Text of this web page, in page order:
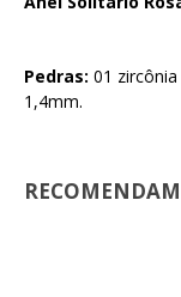
Pedras: 01
1,4mm.